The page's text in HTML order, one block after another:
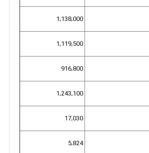
1,138,000
1,119,500
916,800
1,243,100
17,030
5,824